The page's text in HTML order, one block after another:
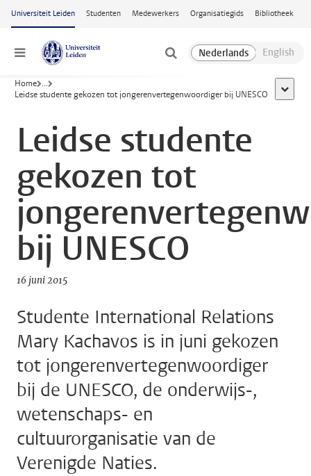
Ga naar hoofdinhoud
Universiteit Leiden Studenten Medewerkers Organisatiegids Bibliotheek
Menu
Home ...
Leidse studente gekozen tot jongerenvertegenwoordiger bij UNESCO
toon
Leidse studente
gekozen tot
bij UNESCO
16 juni 2015
Studente International Relations
Mary Kachavos is in juni gekozen
tot jongerenvertegenwoordiger
bij de UNESCO, de onderwijs-,
wetenschaps- en
cultuurorganisatie van de
Verenigde Naties.